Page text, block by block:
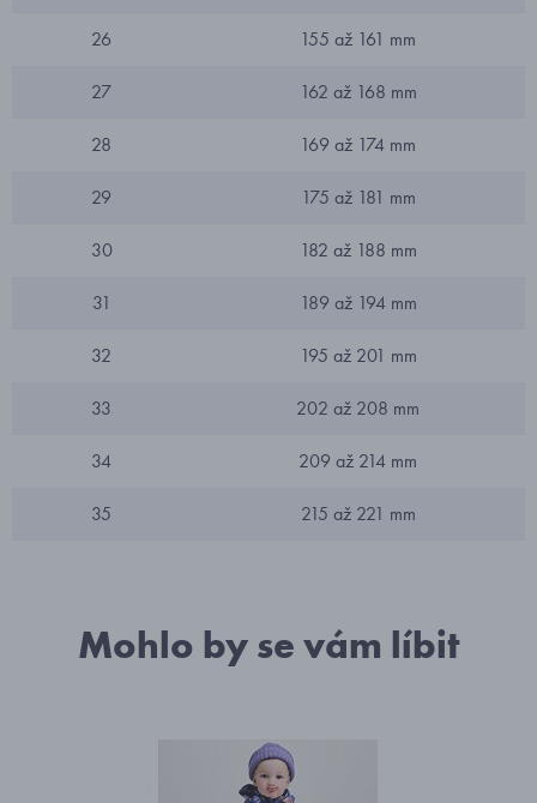
26 155 až 161 mm
27 162 až 168 mm
28 169 až 174 mm
29 175 až 181 mm
30 182 až 188 mm
31 189 až 194 mm
32 195 až 201 mm
33 202 až 208 mm
34 209 až 214 mm
35 215 až 221 mm
Mohlo by se vám líbit